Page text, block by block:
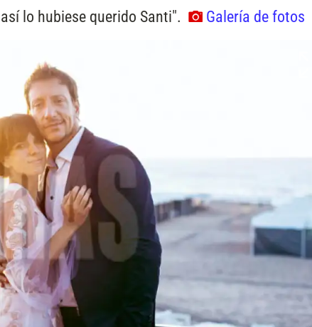
lo hubiese querido Santi". Galería de fotos